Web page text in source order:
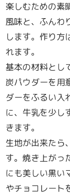
楽しむための素
風味と、ふんわ
します。作り方
れます。
基本の材料とし
炭パウダーを用
ダーをふるい入
に、牛乳を少し
きます。
生地が出来たら
す。焼き上がっ
にも美しい黒い
やチョコレート